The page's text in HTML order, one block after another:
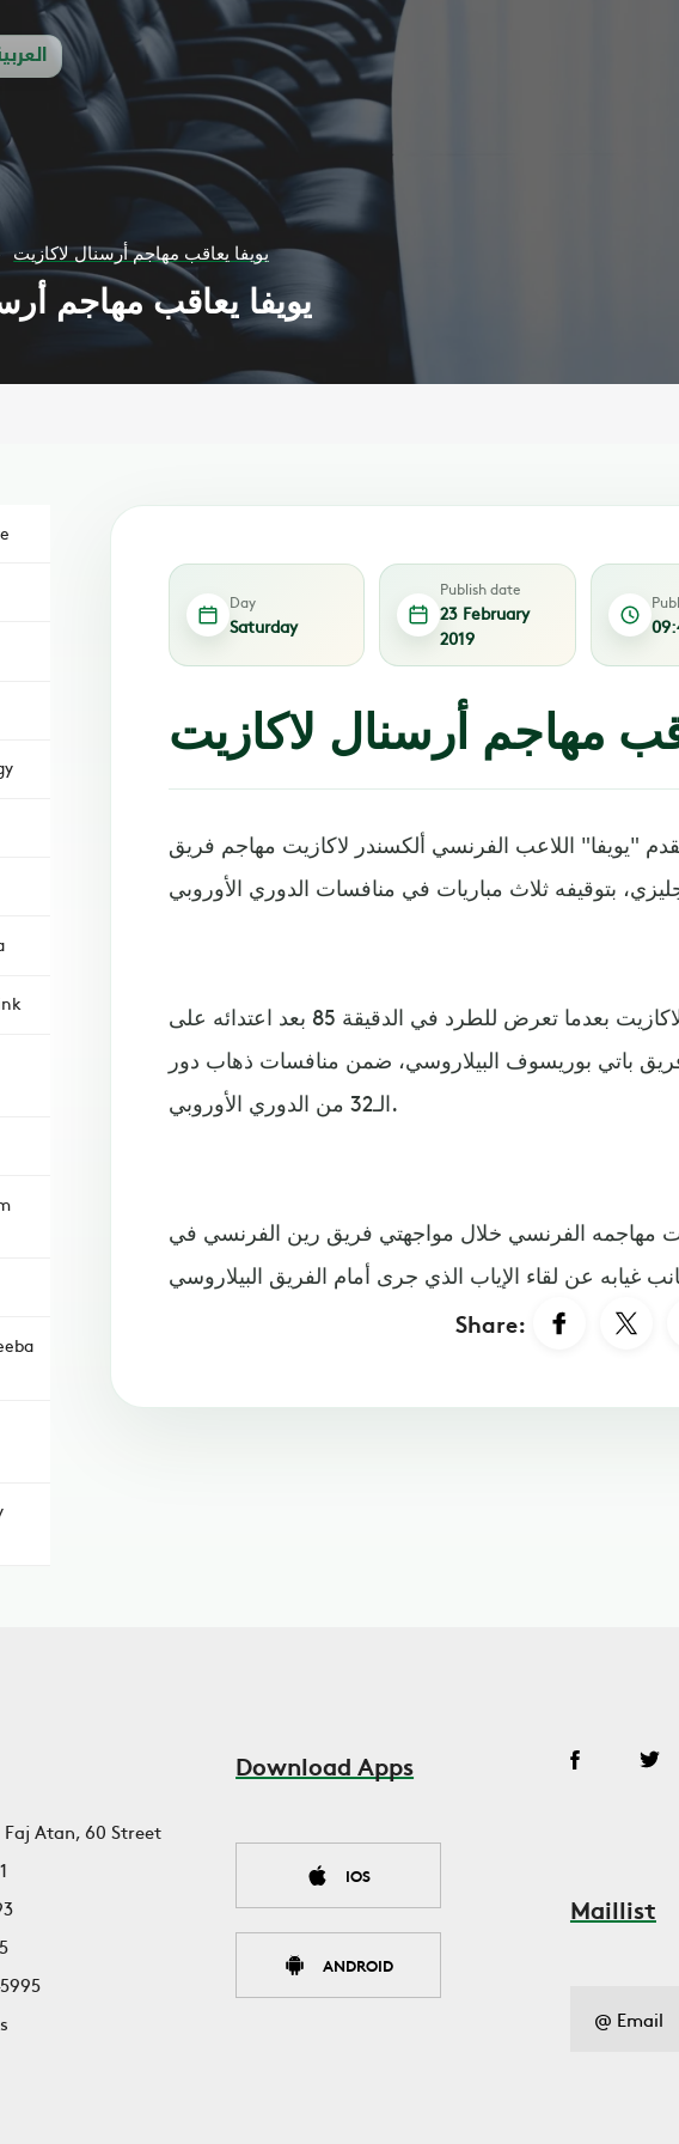
يويفا يعاقب مهاجم أرسنال لاكازيت
يويفا يعاقب مهاجم
Day
Saturday
Publish date
23 February
2019
مهاجم أرسنال لاكازيت
"يويفا" اللاعب الفرنسي ألكسندر لاكازيت مهاجم فريق
وجاءت عقوبة "يويفا" في حق لاكازيت بعدما تعرض للطرد في الدقيقة 85 بعد اعتدائه على
باتي بوريسوف البيلاروسي، ضمن منافسات ذهاب دور
الـ32 من الدوري الأوروبي.
مهاجمه الفرنسي خلال مواجهتي فريق رين الفرنسي في
Share:
Atan, 60 Street
Download Apps
IOS
ANDROID
Maillist